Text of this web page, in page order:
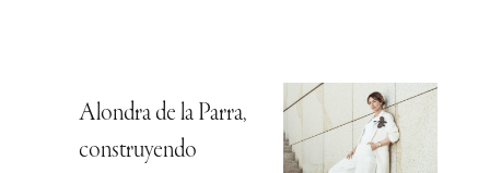
Alondra de la Parra,
construyendo